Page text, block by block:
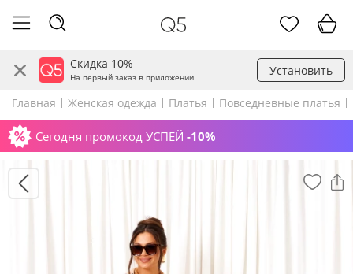
Скидка 10%
На первый заказ в приложении Установить
Главная Женская одежда Платья Повседневные платья
Сегодня промокод УСПЕЙ -10%